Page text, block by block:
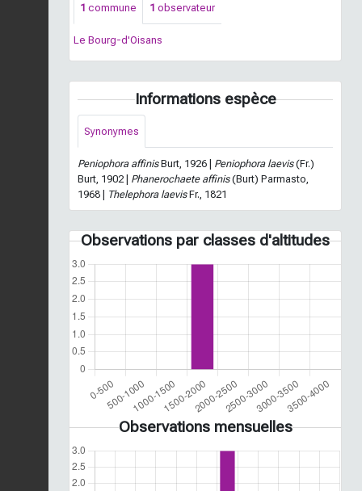
1 commune 1 observateur
Le Bourg-d'Oisans
Informations espèce
Synonymes
Peniophora affinisBurt, 1926 | Peniophora laevis(Fr.)
Burt, 1902 | Phanerochaete affinis(Burt) Parmasto,
1968 | Thelephora laevisFr., 1821
Observations par classes d'altitudes
Observations mensuelles